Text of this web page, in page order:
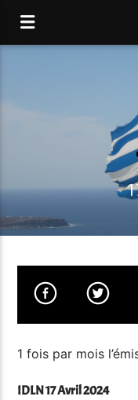
1 fois par mois
IDLN 17 Avril 2024